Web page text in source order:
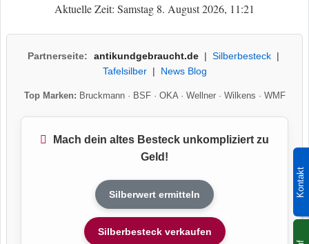
Kontakt
Aktuelle Zeit: Samstag 8. August 2026, 11:21
Partnerseite: antikundgebraucht.de| Silberbesteck|
Tafelsilber| News Blog
Top Marken: Bruckmann· BSF· OKA· Wellner· Wilkens · WMF
Mach dein altes Besteck unkompliziert zu
Geld!
Silberwert ermitteln
Silberbesteck verkaufen